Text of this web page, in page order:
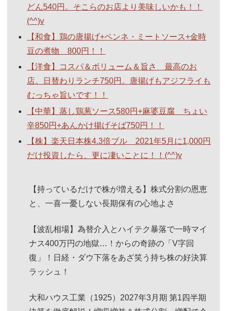
どん540円。そこらのお店より美味しいかも！！
(^^)v
【和食】鶏の唐揚げ+ペンネ・ミートソース+金時
豆の煮物 800円！！
【洋食】コスパ＆ボリューム＆旨さ 最高のお
店。日替わりランチ750円。唐揚げもアジフライも
むっちゃ旨いです！！
【中華】蒸し鶏葱ソース580円+麻婆豆腐 ちょい
辛850円+あんかけ揚げそば750円！！
【株】楽天日本株4.3倍ブル 2021年5月に1,000円
だけ投資したら、更に凄いことに！！(^^)v
【持っているだけで株が増える】株式分割の恩恵
と、一喜一憂しない長期保有の心地よさ
【波乱相場】為替介入とハイテク暴落で一時マイ
ナス400万円の地獄…！からの奇跡の「V字回
復」！日経・ダウ下落をあざ笑う持ち株の好決算
ラッシュ！
大和ハウス工業（1925）2027年3月期 第1四半期